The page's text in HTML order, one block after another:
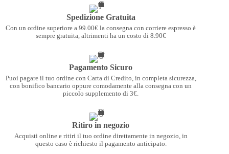
Spedizione Gratuita
Con un ordine superiore a 99.00€ la consegna con corriere espresso è
sempre gratuita, altrimenti ha un costo di 8.90€
Pagamento Sicuro
Puoi pagare il tuo ordine con Carta di Credito, in completa sicurezza,
con bonifico bancario oppure comodamente alla consegna con un
piccolo supplemento di 3€.
Ritiro in negozio
Acquisti online e ritiri il tuo ordine direttamente in negozio, in
questo caso è richiesto il pagamento anticipato.